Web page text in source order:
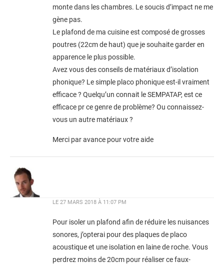
monte dans les chambres. Le soucis d’impact ne me
gène pas.
Le plafond de ma cuisine est composé de grosses
poutres (22cm de haut) que je souhaite garder en
apparence le plus possible.
Avez vous des conseils de matériaux d’isolation
phonique? Le simple placo phonique est-il vraiment
efficace ? Quelqu’un connait le SEMPATAP, est ce
efficace pr ce genre de problème? Ou connaissez-
vous un autre matériaux ?
Merci par avance pour votre aide
LE 27 MARS 2018 À 11:07 PM
Pour isoler un plafond afin de réduire les nuisances
sonores, j’opterai pour des plaques de placo
acoustique et une isolation en laine de roche. Vous
perdrez moins de 20cm pour réaliser ce faux-